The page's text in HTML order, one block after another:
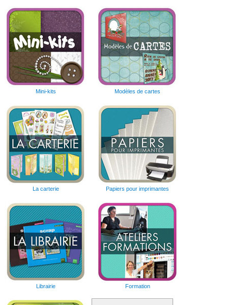
Mini-kits Modèles de cartes
La carterie Papiers pour imprimantes
Librairie Formation